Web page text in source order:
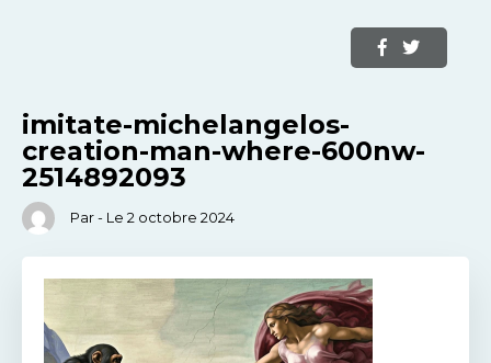
imitate-michelangelos-
creation-man-where-600nw-
2514892093
Par - Le 2 octobre 2024